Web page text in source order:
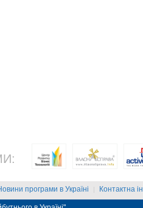
програми в Україні | Контактна